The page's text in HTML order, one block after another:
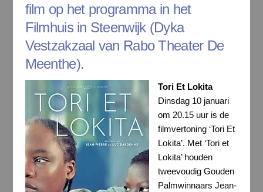
film op het programma in het
Filmhuis in Steenwijk (Dyka
Vestzakzaal van Rabo Theater De
Meenthe).
Tori Et Lokita
Dinsdag 10 januari
om 20.15 uur is de
filmvertoning ‘Tori Et
Lokita’. Met ‘Tori et
Lokita’ houden
tweevoudig Gouden
Palmwinnaars Jean-